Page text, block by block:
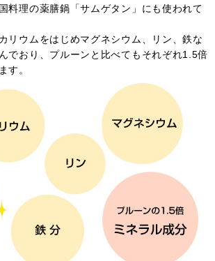
料理の薬膳鍋「サムゲタン」にも使われて
リウムをはじめマグネシウム、リン、鉄な
でおり、プルーンと比べてもそれぞれ1.5倍
す。